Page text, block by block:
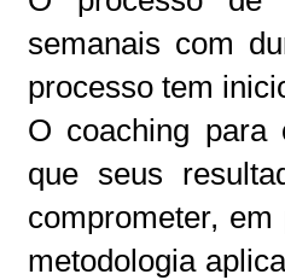
semanais com
processo tem
O coaching para
que seus
comprometer,
metodologia